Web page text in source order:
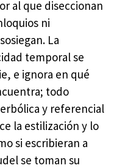
al que diseccionan
ni
La
temporal se
e ignora en qué
todo
y referencial
la estilización y lo
si escribieran a
se toman su